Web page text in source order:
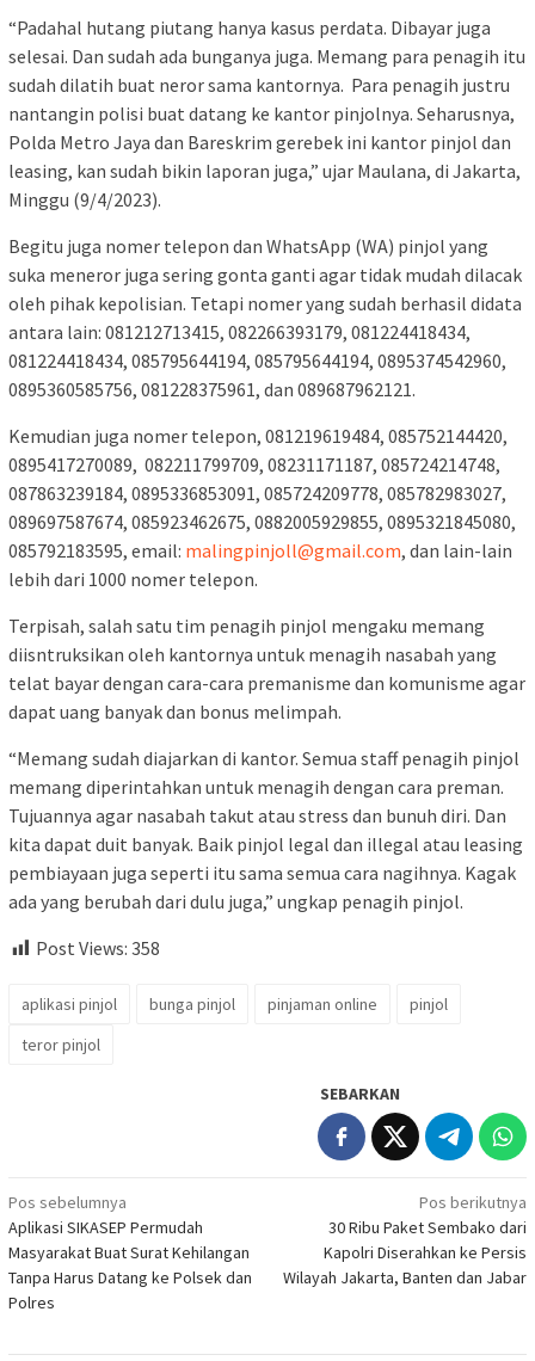
“Padahal hutang piutang hanya kasus perdata. Dibayar juga
selesai. Dan sudah ada bunganya juga. Memang para penagih itu
sudah dilatih buat neror sama kantornya. Para penagih justru
nantangin polisi buat datang ke kantor pinjolnya. Seharusnya,
Polda Metro Jaya dan Bareskrim gerebek ini kantor pinjol dan
leasing, kan sudah bikin laporan juga,” ujar Maulana, di Jakarta,
Minggu (9/4/2023).
Begitu juga nomer telepon dan WhatsApp (WA) pinjol yang
suka meneror juga sering gonta ganti agar tidak mudah dilacak
oleh pihak kepolisian. Tetapi nomer yang sudah berhasil didata
antara lain: 081212713415, 082266393179, 081224418434,
081224418434, 085795644194, 085795644194, 0895374542960,
0895360585756, 081228375961, dan 089687962121.
Kemudian juga nomer telepon, 081219619484, 085752144420,
0895417270089, 082211799709, 08231171187, 085724214748,
087863239184, 0895336853091, 085724209778, 085782983027,
089697587674, 085923462675, 0882005929855, 0895321845080,
085792183595, email: malingpinjoll@gmail.com, dan lain-lain
lebih dari 1000 nomer telepon.
Terpisah, salah satu tim penagih pinjol mengaku memang
diisntruksikan oleh kantornya untuk menagih nasabah yang
telat bayar dengan cara-cara premanisme dan komunisme agar
dapat uang banyak dan bonus melimpah.
“Memang sudah diajarkan di kantor. Semua staff penagih pinjol
memang diperintahkan untuk menagih dengan cara preman.
Tujuannya agar nasabah takut atau stress dan bunuh diri. Dan
kita dapat duit banyak. Baik pinjol legal dan illegal atau leasing
pembiayaan juga seperti itu sama semua cara nagihnya. Kagak
ada yang berubah dari dulu juga,” ungkap penagih pinjol.
Post Views: 358
aplikasi pinjol bunga pinjol pinjaman online
pinjol
teror pinjol
SEBARKAN
Navigasi
pos
Pos sebelumnya
Aplikasi SIKASEP Permudah
Masyarakat Buat Surat Kehilangan
Tanpa Harus Datang ke Polsek dan
Polres
Pos berikutnya
30 Ribu Paket Sembako dari
Kapolri Diserahkan ke Persis
Wilayah Jakarta, Banten dan Jabar